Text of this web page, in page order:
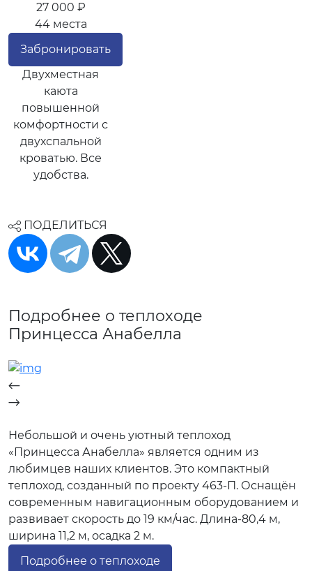
27 000 ₽
44 места
Забронировать
Двухместная
каюта
повышенной
комфортности с
двухспальной
кроватью. Все
удобства.
ПОДЕЛИТЬСЯ
Подробнее о теплоходе
Принцесса Анабелла
Небольшой и очень уютный теплоход
«Принцесса Анабелла» является одним из
любимцев наших клиентов. Это компактный
теплоход, созданный по проекту 463-П. Оснащён
современным навигационным оборудованием и
развивает скорость до 19 км/час. Длина-80,4 м,
ширина 11,2 м, осадка 2 м.
Подробнее о теплоходе